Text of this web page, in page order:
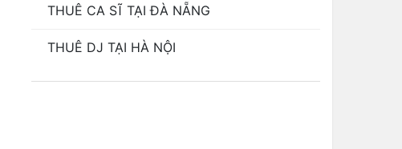
THUÊ CA SĨ TẠI ĐÀ NẴNG
THUÊ DJ TẠI HÀ NỘI